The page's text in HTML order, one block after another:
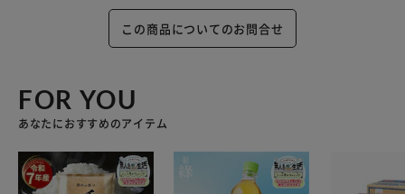
この商品についてのお問合せ
FOR YOU
あなたにおすすめのアイテム